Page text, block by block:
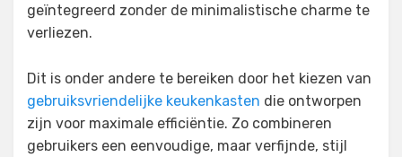
geïntegreerd zonder de minimalistische charme te
verliezen.
Dit is onder andere te bereiken door het kiezen van
gebruiksvriendelijke keukenkasten die ontworpen
zijn voor maximale efficiëntie. Zo combineren
gebruikers een eenvoudige, maar verfijnde, stijl